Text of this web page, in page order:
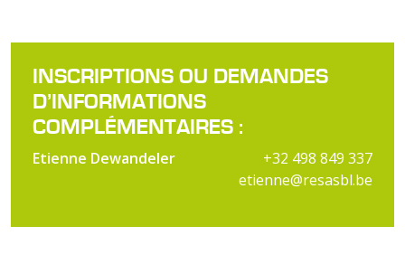
INSCRIPTIONS OU DEMANDES
D’INFORMATIONS
COMPLÉMENTAIRES :
Etienne Dewandeler
+32 498 849 337
etienne@resasbl.be